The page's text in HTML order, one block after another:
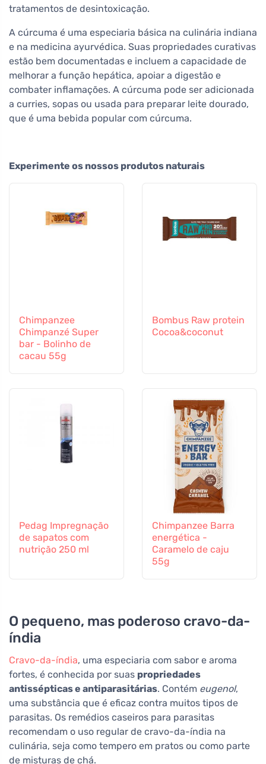
tratamentos de desintoxicação.
A cúrcuma é uma especiaria básica na culinária indiana
e na medicina ayurvédica. Suas propriedades curativas
estão bem documentadas e incluem a capacidade de
melhorar a função hepática, apoiar a digestão e
combater inflamações. A cúrcuma pode ser adicionada
a curries, sopas ou usada para preparar leite dourado,
que é uma bebida popular com cúrcuma.
Experimente os nossos produtos naturais
Chimpanzee
Chimpanzé Super
bar - Bolinho de
cacau 55g
Bombus Raw protein
Cocoa&coconut
Pedag Impregnação
de sapatos com
nutrição 250 ml
Chimpanzee Barra
energética -
Caramelo de caju
55g
O pequeno, mas poderoso cravo-da-
índia
Cravo-da-índia, uma especiaria com sabor e aroma
fortes, é conhecida por suas propriedades
antissépticas e antiparasitárias. Contém eugenol,
uma substância que é eficaz contra muitos tipos de
parasitas. Os remédios caseiros para parasitas
recomendam o uso regular de cravo-da-índia na
culinária, seja como tempero em pratos ou como parte
de misturas de chá.